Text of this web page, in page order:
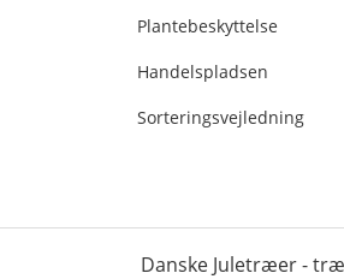
Plantebeskyttelse
Handelspladsen
Sorteringsvejledning
Danske Juletræer -